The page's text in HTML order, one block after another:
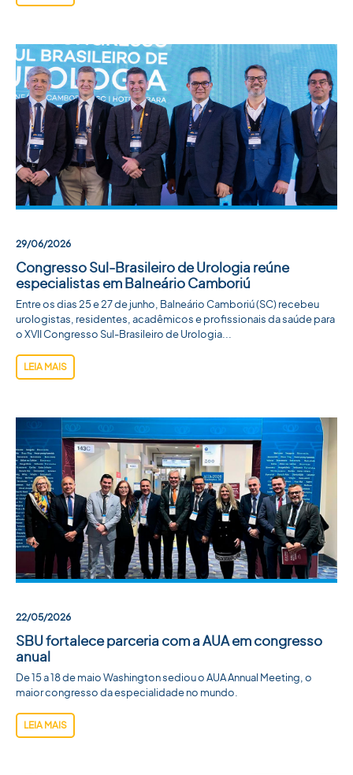
29/06/2026
Congresso Sul-Brasileiro de Urologia reúne
especialistas em Balneário Camboriú
Entre os dias 25 e 27 de junho, Balneário Camboriú (SC) recebeu
urologistas, residentes, acadêmicos e profissionais da saúde para
o XVII Congresso Sul-Brasileiro de Urologia...
LEIA MAIS
22/05/2026
SBU fortalece parceria com a AUA em congresso
anual
De 15 a 18 de maio Washington sediou o AUA Annual Meeting, o
maior congresso da especialidade no mundo.
LEIA MAIS